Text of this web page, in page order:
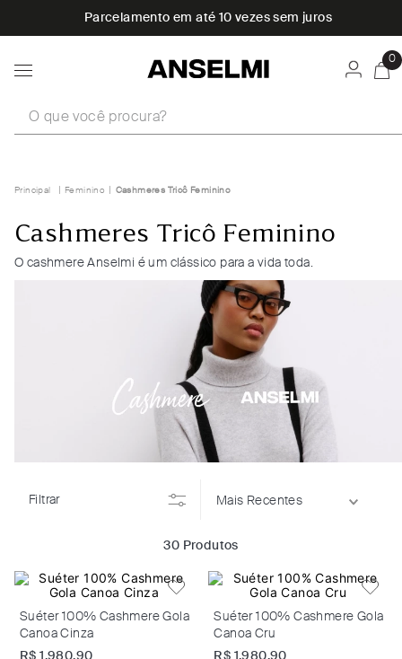
Parcelamento em até 10 vezes sem juros
0
Feminino Cashmeres Tricô Feminino
Cashmeres Tricô Feminino
O cashmere Anselmi é um clássico para a vida toda.
Filtrar Mais Recentes
30 Produtos
Suéter 100% Cashmere Gola
Canoa Cinza
R$ 1 .980,90
Suéter 100% Cashmere Gola
Canoa Cru
R$ 1.980,90